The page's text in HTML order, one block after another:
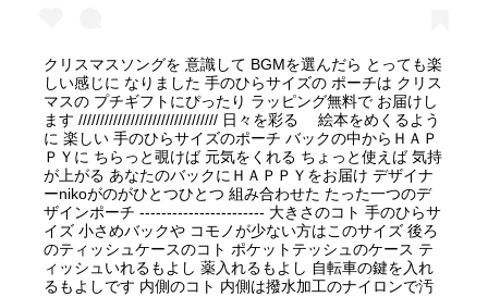
クリスマスソングを 意識して BGMを選んだら とっても楽
しい感じに なりました 手のひらサイズの ポーチは クリス
マスの プチギフトにぴったり ラッピング無料で お届けし
ます //////////////////////////////// 日々を彩る 絵本をめくるよう
に 楽しい 手のひらサイズのポーチ バックの中からＨＡＰ
ＰＹに ちらっと覗けば 元気をくれる ちょっと使えば 気持
が上がる あなたのバックにＨＡＰＰＹをお届け デザイナ
ーnikoがのがひとつひとつ 組み合わせた たった一つのデ
ザインポーチ ----------------------- 大きさのコト 手のひらサ
イズ 小さめバックや コモノが少ない方はこのサイズ 後ろ
のティッシュケースのコト ポケットテッシュのケース テ
ィッシュいれるもよし 薬入れるもよし 自転車の鍵を入れ
るもよしです 内側のコト 内側は撥水加工のナイロンで汚